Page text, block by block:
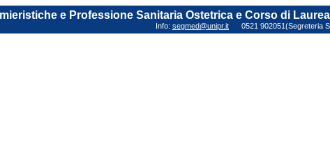
e Professione Sanitaria Ostetrica e Corso di
Info: segmed@unipr.it 0521 902051(Segreteria